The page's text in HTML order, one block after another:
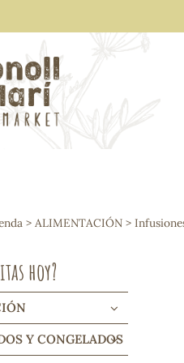
y legumbres
secos y snacks
mueslis, hinchados y
y dulces
cavas
y salsas
y sémolas
> ALIMENTACIÓN >
hoy?
Y CONGELADOS